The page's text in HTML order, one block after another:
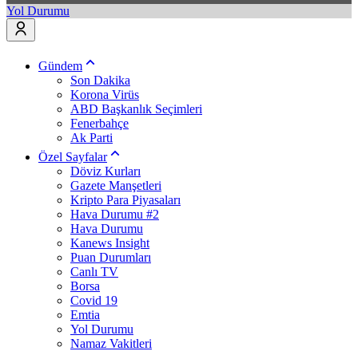
Yol Durumu
Gündem
Son Dakika
Korona Virüs
ABD Başkanlık Seçimleri
Fenerbahçe
Ak Parti
Özel Sayfalar
Döviz Kurları
Gazete Manşetleri
Kripto Para Piyasaları
Hava Durumu #2
Hava Durumu
Kanews Insight
Puan Durumları
Canlı TV
Borsa
Covid 19
Emtia
Yol Durumu
Namaz Vakitleri